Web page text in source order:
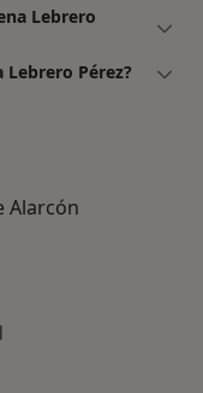
Lebrero
Lebrero Pérez?
Alarcón